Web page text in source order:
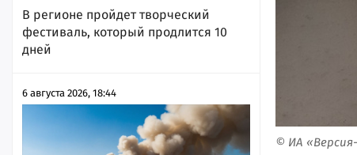
В регионе пройдет творческий
фестиваль, который продлится 10
дней
6 августа 2026, 18:44
© ИА